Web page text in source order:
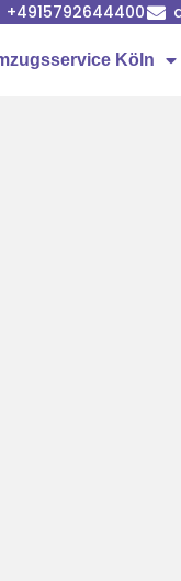
+4915792644400
Köln